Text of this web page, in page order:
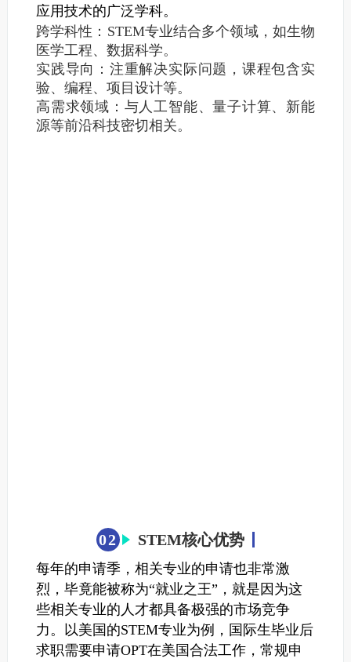
应用技术的广泛学科。
跨学科性：STEM专业结合多个领域，如生物
医学工程、数据科学。
实践导向：注重解决实际问题，课程包含实
验、编程、项目设计等。
高需求领域：与人工智能、量子计算、新能
源等前沿科技密切相关。
02 STEM核心优势
每年的申请季，相关专业的申请也非常激
烈，毕竟能被称为“就业之王”，就是因为这
些相关专业的人才都具备极强的市场竞争
力。 以美国的STEM专业为例， 国际生毕业后
求职需要申请OPT在美国合法工作，常规申